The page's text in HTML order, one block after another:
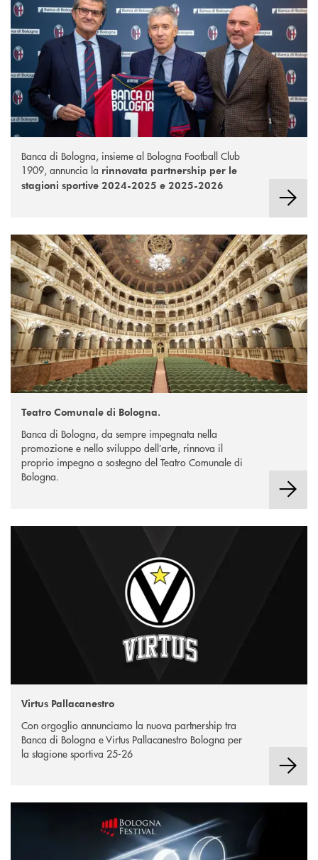
Banca di Bologna, insieme al Bologna Football Club
1909, annuncia la rinnovata partnership per le
stagioni sportive 2024-2025 e 2025-2026
Teatro Comunale di Bologna
Teatro Comunale di Bologna.
Banca di Bologna, da sempre impegnata nella
promozione e nello sviluppo dell’arte, rinnova il
proprio impegno a sostegno del Teatro Comunale di
Bologna.
Virtus Pallacanestro
Con orgoglio annunciamo la nuova partnership tra
Banca di Bologna e Virtus Pallacanestro Bologna per
la stagione sportiva 25-26